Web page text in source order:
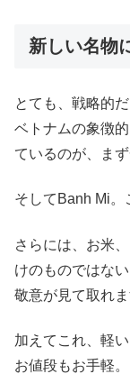
新しい名物
とても、戦略的
ベトナムの象徴
ているのが、まず
そしてBanh Mi。
さらには、お米
けのものではな
敬意が見て取れま
加えてこれ、軽い
お値段もお手軽。